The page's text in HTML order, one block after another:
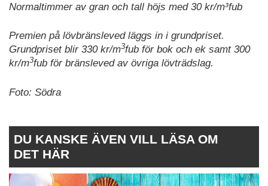
Normaltimmer av gran och tall höjs med 30 kr/m³fub
Premien på lövbränsleved läggs in i grundpriset.
Grundpriset blir 330 kr/m3fub för bok och ek samt 300
kr/m3fub för bränsleved av övriga lövträdslag.
Foto: Södra
DU KANSKE ÄVEN VILL LÄSA OM
DET HÄR